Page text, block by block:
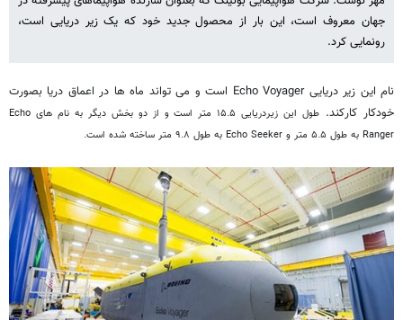
جهان معروف است، این بار از محصول جدید خود که یک زیر دریایی است،
رونمایی کرد.
نام این زیر دریایی Echo Voyager است و می تواند ماه ها در اعماق دریا بصورت
خودکار کارکند. طول این زیردر
یایی ۱۵.۵ متر است و از دو بخش دیگر به نام های Echo
Ranger به طول ۵.۵ متر و Echo Seeker به طول ۹.۸ متر ساخته شده است.